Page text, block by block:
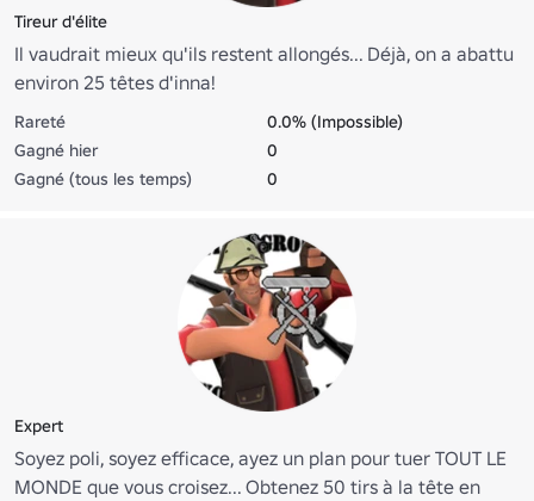
Tireur d'élite
Il vaudrait mieux qu'ils restent allongés... Déjà, on a abattu
environ 25 têtes d'inna!
Rareté
0.0% (Impossible)
Gagné hier
0
Gagné (tous les temps)
0
Expert
Soyez poli, soyez efficace, ayez un plan pour tuer TOUT LE
MONDE que vous croisez... Obtenez 50 tirs à la tête en